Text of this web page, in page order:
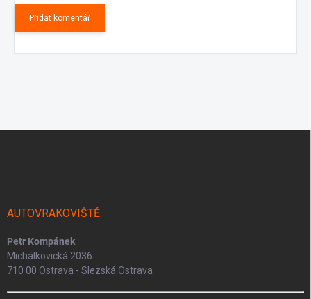
Přidat komentář
AUTOVRAKOVIŠTĚ
Petr Kompánek
Michálkovická 2036
710 00 Ostrava - Slezská Ostrava